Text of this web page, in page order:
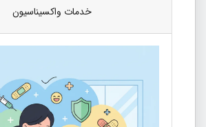
خدمات واکسیناسیون